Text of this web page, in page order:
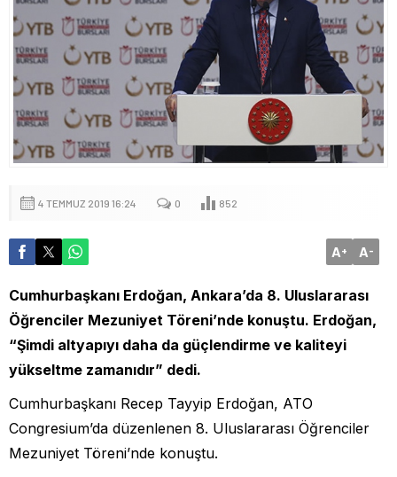
4 TEMMUZ 2019 16:24 0 852
A+ A-
Cumhurbaşkanı Erdoğan, Ankara’da 8. Uluslararası
Öğrenciler Mezuniyet Töreni’nde konuştu. Erdoğan,
“Şimdi altyapıyı daha da güçlendirme ve kaliteyi
yükseltme zamanıdır” dedi.
Cumhurbaşkanı Recep Tayyip Erdoğan, ATO
Congresium’da düzenlenen 8. Uluslararası Öğrenciler
Mezuniyet Töreni’nde konuştu.